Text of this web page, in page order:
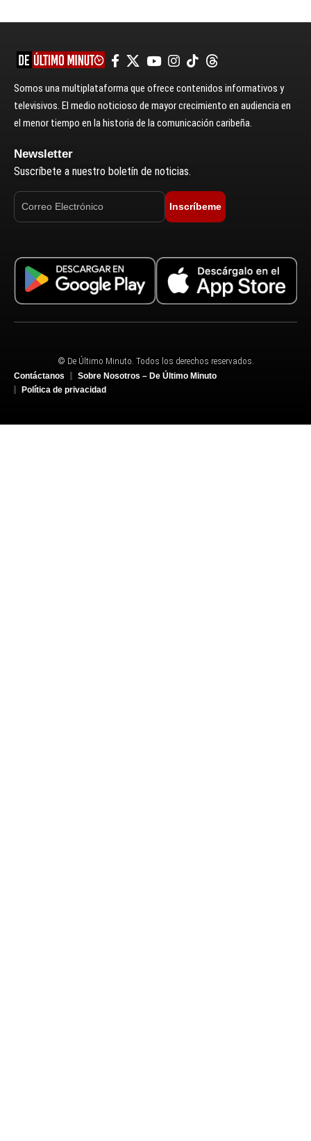
Somos una multiplataforma que ofrece contenidos informativos y
televisivos. El medio noticioso de mayor crecimiento en audiencia en
el menor tiempo en la historia de la comunicación caribeña.
Newsletter
Suscríbete a nuestro boletín de noticias.
Inscríbeme
© De Último Minuto. Todos los derechos reservados.
Contáctanos
Sobre Nosotros – De Último Minuto
Política de privacidad